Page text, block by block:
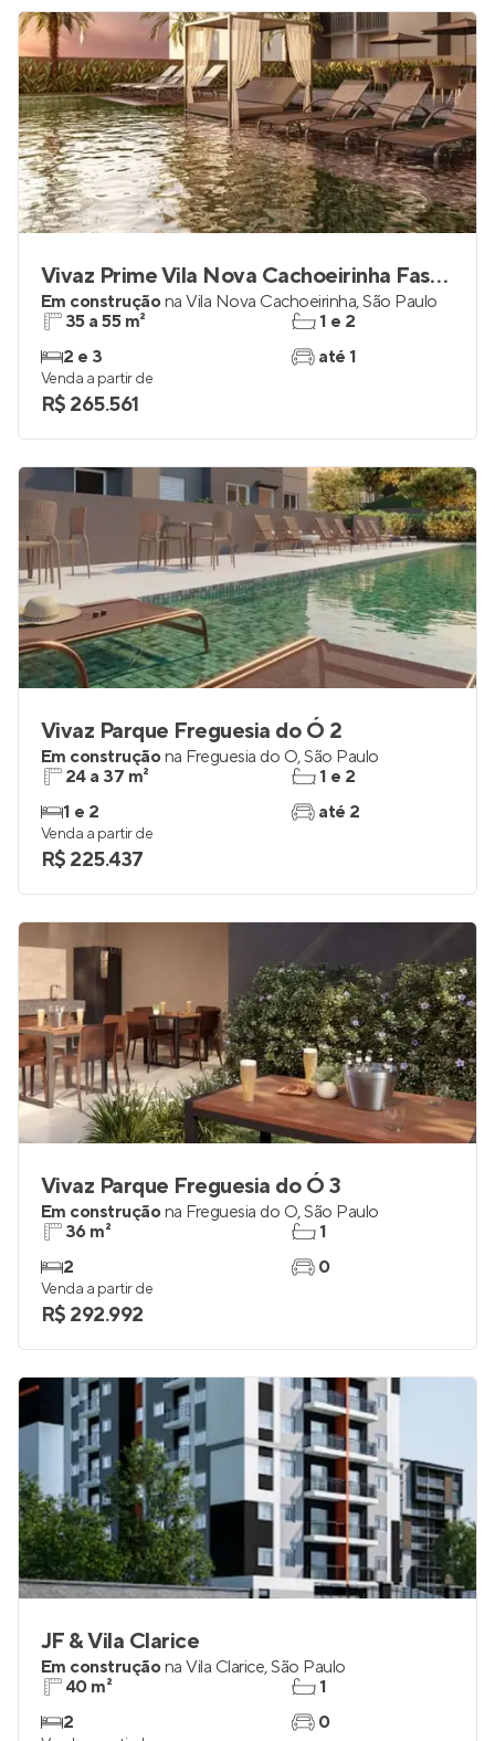
Vivaz Prime Vila Nova Cachoeirinha Fase 2
Em construçãona Vila Nova Cachoeirinha,São Paulo
35 a 55 m²
2 e 3
1 e 2
até 1
Venda a partir de
R$ 265.561
Vivaz Parque Freguesia do Ó 2
Em construçãona Freguesia do Ó,São Paulo
24 a 37 m²
1 e 2
1 e 2
até 2
Venda a partir de
R$ 225.437
Vivaz Parque Freguesia do Ó 3
Em construçãona Freguesia do Ó,São Paulo
36 m²
2
1
0
Venda a partir de
R$ 292.992
JF & Vila Clarice
Em construçãona Vila Clarice,São Paulo
40 m²
2
1
0